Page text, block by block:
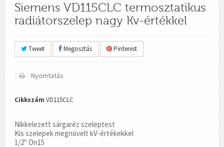
Siemens VD115CLC termosztatikus
radiátorszelep nagy Kv-értékkel
Tweet Megosztás Pinterest
Nyomtatás
Cikkszám VD115CLC
Nikkelezett sárgaréz szeleptest
Kis szelepek megnövelt kV-értékekkel
1/2" Dn15